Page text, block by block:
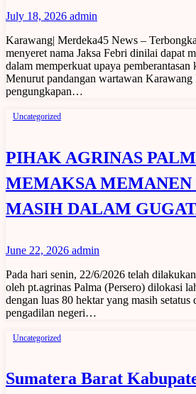
July 18, 2026 admin
Karawang| Merdeka45 News –
menyeret nama Jaksa Febri dinilai dapat
dalam memperkuat upaya
Menurut pandangan wartawan Karawang
pengungkapan…
Uncategorized
PIHAK AGRINAS
MEMAKSA MEMANEN
MASIH DALAM
June 22, 2026 admin
Pada hari senin, 22/6/2026 telah
oleh pt.agrinas Palma (Persero) dilokasi
dengan luas 80 hektar yang masih setatus
pengadilan negeri…
Uncategorized
Sumatera Barat